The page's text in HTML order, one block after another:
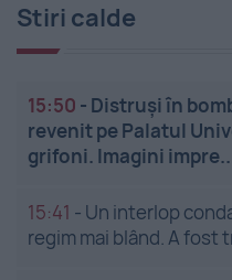
Stiri calde
15:50 - Distruși în
revenit pe Palatul
grifoni. Imagini
15:41 - Un interlop
regim mai blând. A fost